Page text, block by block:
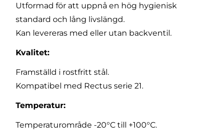
Utformad för att uppnå en hög hygienisk
standard och lång livslängd.
Kan levereras med eller utan backventil.
Kvalitet:
Framställd i rostfritt stål.
Kompatibel med Rectus serie 21.
Temperatur:
Temperaturområde -20°C till +100°C.